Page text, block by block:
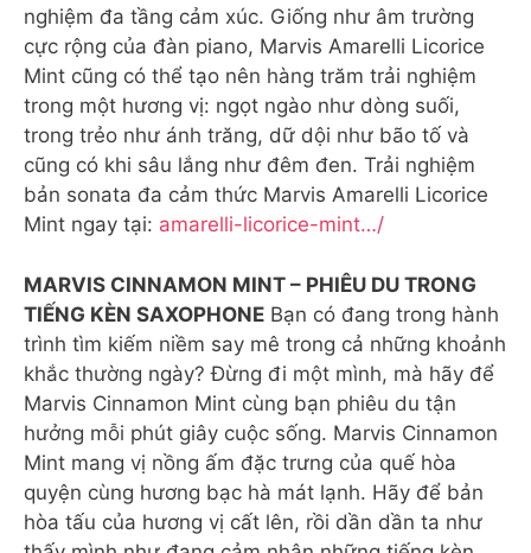
nghiệm đa tầng cảm xúc. Giống như âm trường
cực rộng của đàn piano, Marvis Amarelli Licorice
Mint cũng có thể tạo nên hàng trăm trải nghiệm
trong một hương vị: ngọt ngào như dòng suối,
trong trẻo như ánh trăng, dữ dội như bão tố và
cũng có khi sâu lắng như đêm đen. Trải nghiệm
bản sonata đa cảm thức Marvis Amarelli Licorice
Mint ngay tại: amarelli-licorice-mint…/
MARVIS CINNAMON MINT – PHIÊU DU TRONG
TIẾNG KÈN SAXOPHONE Bạn có đang trong hành
trình tìm kiếm niềm say mê trong cả những khoảnh
khắc thường ngày? Đừng đi một mình, mà hãy để
Marvis Cinnamon Mint cùng bạn phiêu du tận
hưởng mỗi phút giây cuộc sống. Marvis Cinnamon
Mint mang vị nồng ấm đặc trưng của quế hòa
quyện cùng hương bạc hà mát lạnh. Hãy để bản
hòa tấu của hương vị cất lên, rồi dần dần ta như